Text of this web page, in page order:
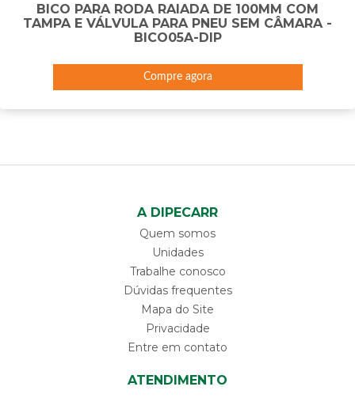
BICO PARA RODA RAIADA DE 100MM COM
TAMPA E VÁLVULA PARA PNEU SEM CÂMARA -
BICO05A-DIP
Compre agora
A DIPECARR
Quem somos
Unidades
Trabalhe conosco
Dúvidas frequentes
Mapa do Site
Privacidade
Entre em contato
ATENDIMENTO